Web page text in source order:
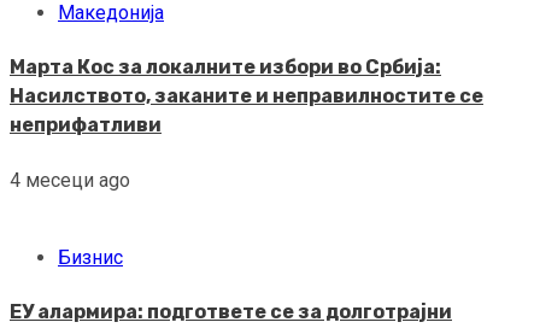
Македонија
Марта Кос за локалните избори во Србија:
Насилството, заканите и неправилностите се
неприфатливи
4 месеци ago
Бизнис
ЕУ алармира: подгответе се за долготрајни